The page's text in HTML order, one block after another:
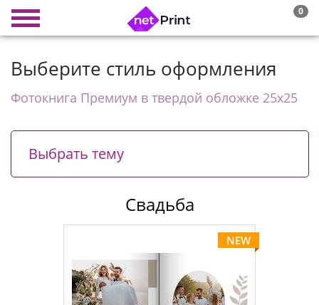
0
Выберите стиль оформления
Фотокнига Премиум в твердой обложке 25х25
Выбрать тему
Свадьба
NEW